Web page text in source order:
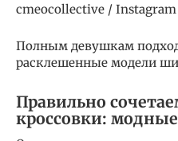
cmeocollective / Instagram
Полным девушкам
расклешенные модели
Правильно
кроссовки: